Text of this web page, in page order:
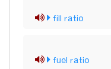
fill ratio
fuel ratio